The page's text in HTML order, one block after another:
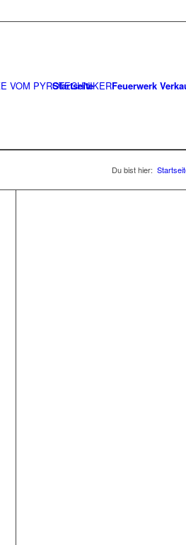
Startseite Feuerwerk
Du bist hier: